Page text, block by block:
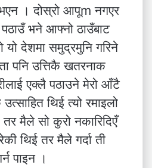
। दोस्रो आपूm नगएर
पठाउँ भने आफ्नो ठाउँबाट
यो देशमा समुद्रमुनि गरिने
पनि उत्तिकै खतरनाक
एक्लै पठाउने मेरो आँटै
थिई त्यो रमाइलो
तर मैले सो कुरो नकारिदिएँ
थिई तर मैले गर्दा ती
पाइन ।